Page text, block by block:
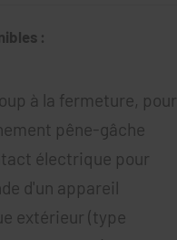
:
à la fermeture, pour
pêne-gâche
électrique pour
d'un appareil
extérieur (type